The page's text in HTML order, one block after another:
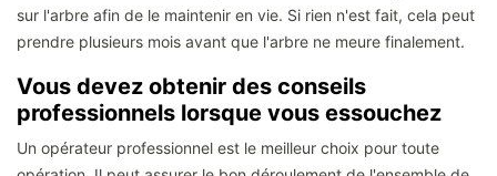
sur l'arbre afin de le maintenir en vie. Si rien n'est fait, cela peut
prendre plusieurs mois avant que l'arbre ne meure finalement.
Vous devez obtenir des conseils
professionnels lorsque vous essouchez
Un opérateur professionnel est le meilleur choix pour toute